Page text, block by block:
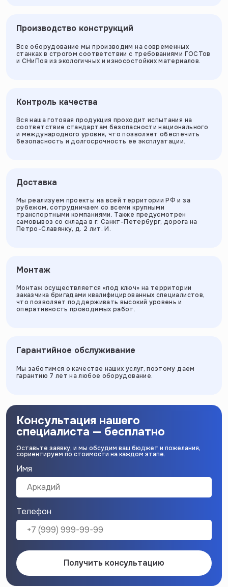
Производство конструкций
Все оборудование мы производим на современных
станках в строгом соответствии с требованиями ГОСТов
и СНиПов из экологичных и износостойких материалов.
Контроль качества
Вся наша готовая продукция проходит испытания на
соответствие стандартам безопасности национального
и международного уровня, что позволяет обеспечить
безопасность и долгосрочность ее эксплуатации.
Доставка
Мы реализуем проекты на всей территории РФ и за
рубежом, сотрудничаем со всеми крупными
транспортными компаниями. Также предусмотрен
самовывоз со склада в г. Санкт-Петербург, дорога на
Петро-Славянку, д. 2 лит. И.
Монтаж
Монтаж осуществляется «под ключ» на территории
заказчика бригадами квалифицированных специалистов,
что позволяет поддерживать высокий уровень и
оперативность проводимых работ.
Гарантийное обслуживание
Мы заботимся о качестве наших услуг, поэтому даем
гарантию 7 лет на любое оборудование.
Консультация нашего
специалиста — бесплатно
Оставьте заявку, и мы обсудим ваш бюджет и пожелания,
сориентируем по стоимости на каждом этапе.
Имя
Телефон
Получить консультацию